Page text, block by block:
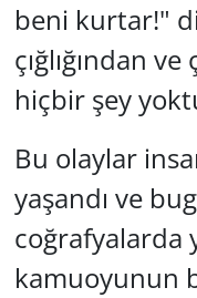
beni kurtar!"
çığlığından
hiçbir şey
Bu olaylar
yaşandı ve
coğrafyalarda
kamuoyunun